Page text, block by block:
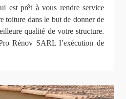
est prêt à vous rendre service
toiture dans le but de donner de
qualité de votre structure.
Rénov SARL l’exécution de